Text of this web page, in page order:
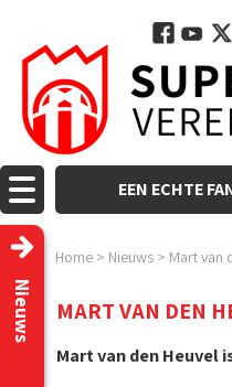
EEN ECHTE
Home > Nieuws > Mart van
Nieuws MART VAN DEN
Mart van den Heuvel